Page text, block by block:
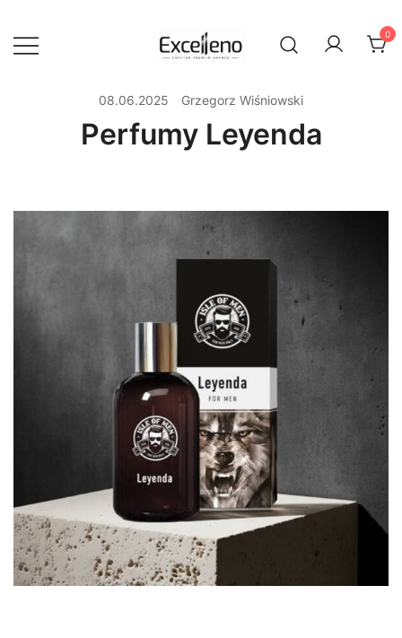
0
08.06.2025 Grzegorz Wiśniowski
Perfumy Leyenda